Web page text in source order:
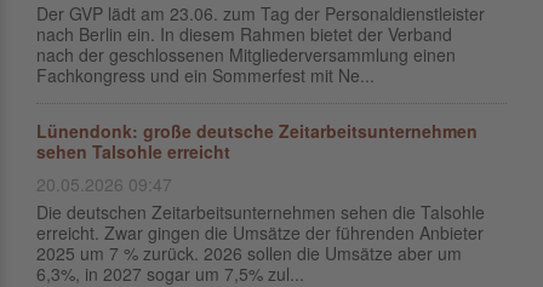
Der GVP lädt am 23.06. zum Tag der Personaldienstleister
nach Berlin ein. In diesem Rahmen bietet der Verband
nach der geschlossenen Mitgliederversammlung einen
Fachkongress und ein Sommerfest mit Ne...
Lünendonk: große deutsche Zeitarbeitsunternehmen
sehen Talsohle erreicht
20.05.2026 09:47
Die deutschen Zeitarbeitsunternehmen sehen die Talsohle
erreicht. Zwar gingen die Umsätze der führenden Anbieter
2025 um 7 % zurück. 2026 sollen die Umsätze aber um
6,3%, in 2027 sogar um 7,5% zul...